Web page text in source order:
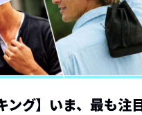
ング】いま、最も注目